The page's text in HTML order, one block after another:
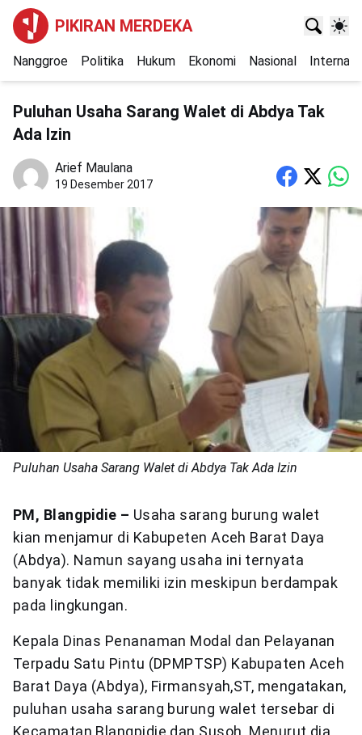
PIKIRAN MERDEKA
Nanggroe Politika Hukum Ekonomi Nasional
Puluhan Usaha Sarang Walet di Abdya Tak
Ada Izin
Arief Maulana
19 Desember 2017
Puluhan Usaha Sarang Walet di Abdya Tak Ada Izin
PM, Blangpidie – Usaha sarang burung walet
kian menjamur di Kabupeten Aceh Barat Daya
(Abdya). Namun sayang usaha ini ternyata
banyak tidak memiliki izin meskipun berdampak
pada lingkungan.
Kepala Dinas Penanaman Modal dan Pelayanan
Terpadu Satu Pintu (DPMPTSP) Kabupaten Aceh
Barat Daya (Abdya), Firmansyah,ST, mengatakan,
puluhan usaha sarang burung walet tersebar di
Kecamatan Blangpidie dan Susoh. Menurut dia,